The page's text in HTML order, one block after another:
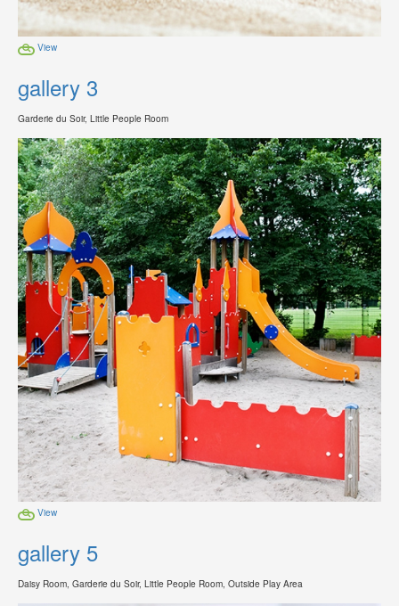
View
gallery 3
Garderie du Soir, Little People Room
View
gallery 5
Daisy Room, Garderie du Soir, Little People Room, Outside Play Area